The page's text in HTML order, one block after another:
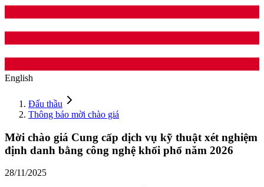
English
Đấu thầu
Thông báo mời chào giá
Mời chào giá Cung cấp dịch vụ kỹ thuật xét nghiệm
định danh bằng công nghệ khối phổ năm 2026
28/11/2025